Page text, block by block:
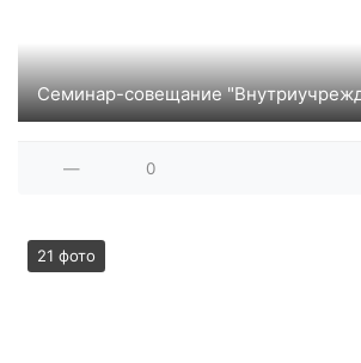
— 0
21 фото